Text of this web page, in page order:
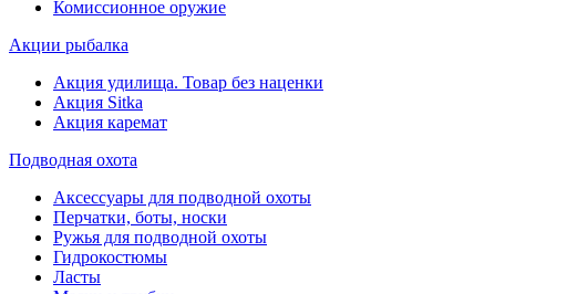
Комиссионное оружие
Акции рыбалка
Акция удилища. Товар без наценки
Акция Sitka
Акция каремат
Подводная охота
Аксессуары для подводной охоты
Перчатки, боты, носки
Ружья для подводной охоты
Гидрокостюмы
Ласты